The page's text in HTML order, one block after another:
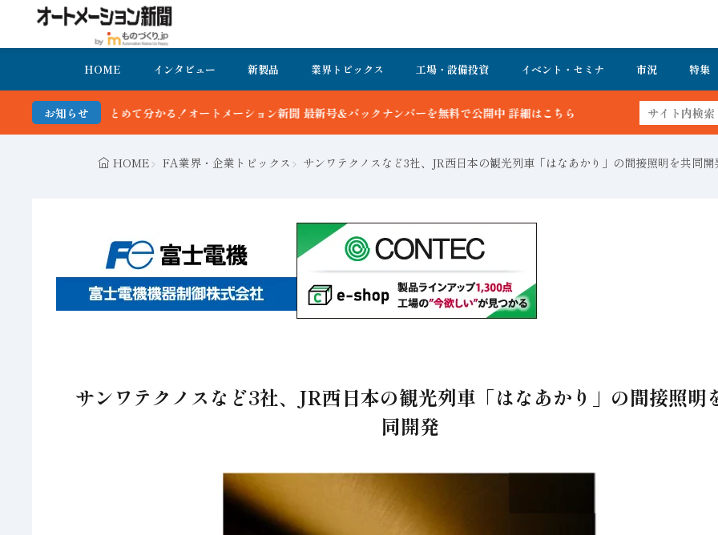
HOME インタビュー 新製品 業界トピックス 工場・設備投資 イベント・セミナ 市況 特集
お知らせ
メーション新聞 最新号＆バックナンバーを無料で公開中 詳細はこちら
HOME FA業界・企業トピックス サンワテクノスなど3社、JR西日本の観光列車「はなあかり」の間接照明を共同開
サンワテクノスなど3社、JR西日本の観光列車「はなあかり」の間接照明
同開発